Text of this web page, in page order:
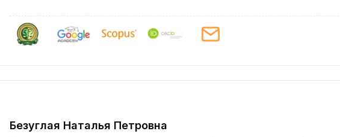
Безуглая Наталья Петровна